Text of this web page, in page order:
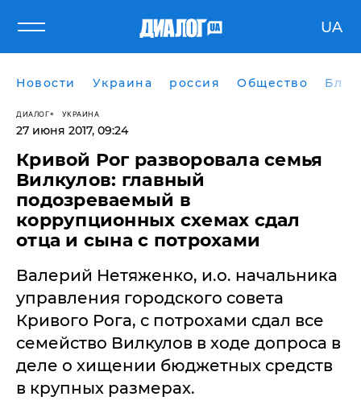
UA
Новости Украина россия Общество
ДИАЛОГ УКРАИНА
27 июня 2017, 09:24
​Кривой Рог разворовала семья
Вилкулов: главный
подозреваемый в
коррупционных схемах сдал
отца и сына с потрохами
Валерий Нетяженко, и.о. начальника
управления городского совета
Кривого Рога, с потрохами сдал все
семейство Вилкулов в ходе допроса в
деле о хищении бюджетных средств
в крупных размерах.